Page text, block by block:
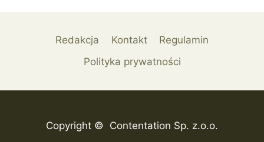
Redakcja Kontakt
Regulamin
Polityka prywatności
Copyright © Contentation Sp. z.o.o.